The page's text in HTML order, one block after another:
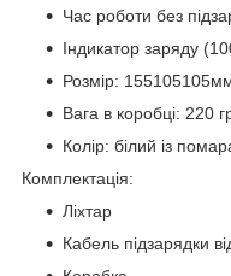
Час роботи без
Індикатор заряду
Розмір:
Вага в коробці: 220
Колір: білий із
Комплектація:
Ліхтар
Кабель підзарядки